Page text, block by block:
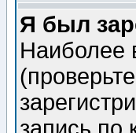
Я был
Наиболее